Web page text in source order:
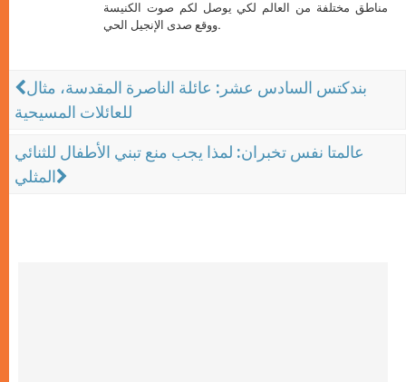
مناطق مختلفة من العالم لكي يوصل لكم صوت الكنيسة
ووقع صدى الإنجيل الحي.
بندكتس السادس عشر: عائلة الناصرة المقدسة، مثال
للعائلات المسيحية
عالمتا نفس تخبران: لمذا يجب منع تبني الأطفال للثنائي
المثلي